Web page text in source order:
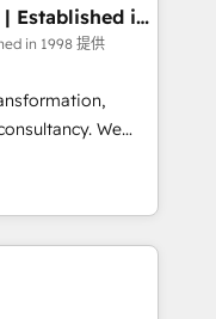
by
means we
as well the
| Established in
in 1998 提供
We
fuel their
improve